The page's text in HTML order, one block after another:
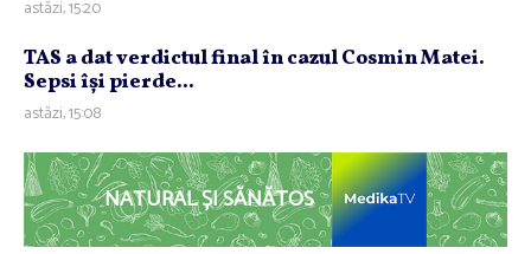
astăzi, 15:20
TAS a dat verdictul final în cazul Cosmin Matei.
Sepsi îşi pierde...
astăzi, 15:08
NATURAL ȘI SĂNĂTOS